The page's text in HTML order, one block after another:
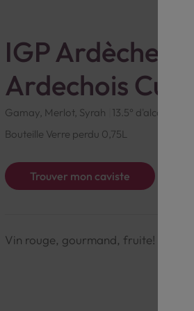
IGP Ardèche
Ardechois
Gamay, Merlot, Syrah 13.5° d'alcool
Bouteille Verre perdu 0,75L
Trouver mon caviste
Vin rouge, gourmand, fruite!